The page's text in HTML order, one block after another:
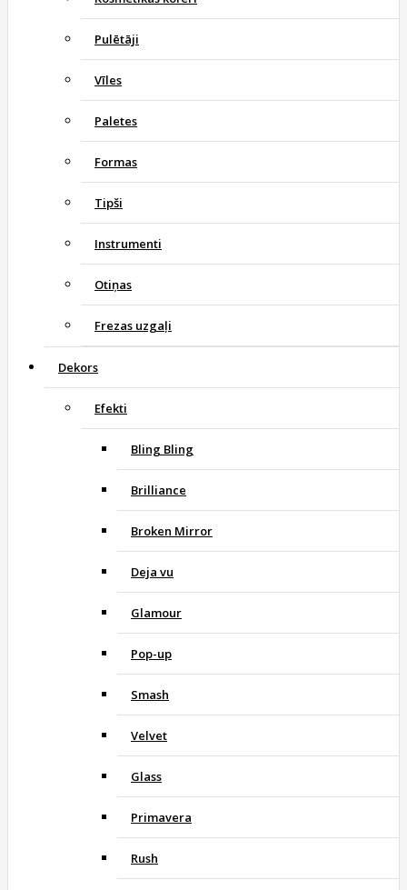
Pulētāji
Vīles
Paletes
Formas
Tipši
Instrumenti
Otiņas
Frezas uzgaļi
Dekors
Efekti
Bling Bling
Brilliance
Broken Mirror
Deja vu
Glamour
Pop-up
Smash
Velvet
Glass
Primavera
Rush